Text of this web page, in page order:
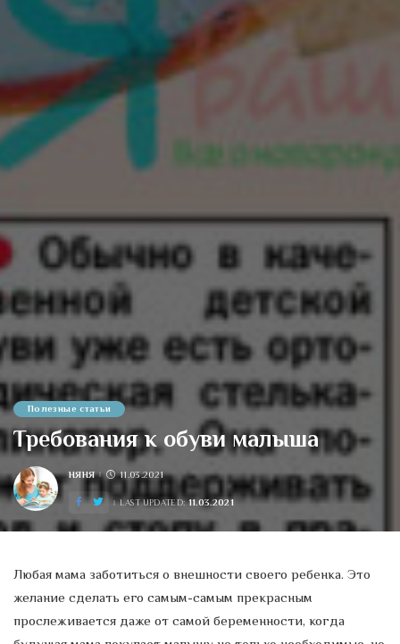
Полезные статьи
Требования к обуви малыша
POSTED
НЯНЯ 11.03.2021
LAST UPDATED: 11.03.2021
Любая мама заботиться о внешности своего ребенка. Это
желание сделать его самым-самым прекрасным
прослеживается даже от самой беременности, когда